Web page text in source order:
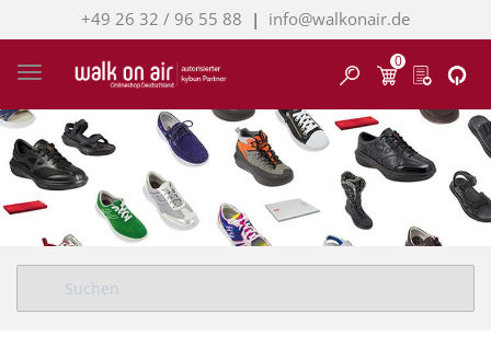
+49 26 32 / 96 55 88 | info@walkonair.de
Toggle navigation Finden
0